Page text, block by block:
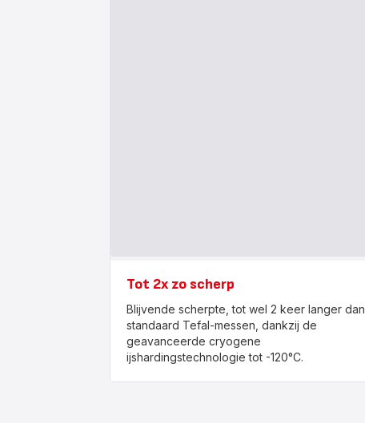
Tot 2x zo scherp
Blijvende scherpte, tot wel 2 keer langer dan
standaard Tefal-messen, dankzij de
geavanceerde cryogene
ijshardingstechnologie tot -120°C.